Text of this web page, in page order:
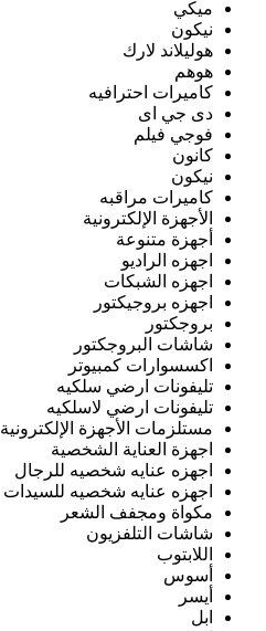
ميكي
نيكون
هوليلاند لارك
هوهم
كاميرات احترافيه
دى جي اى
فوجي فيلم
كانون
نيكون
كاميرات مراقبه
الأجهزة الإلكترونية
أجهزة متنوعة
اجهزه الراديو
اجهزه الشبكات
اجهزه بروجيكتور
بروجكتور
شاشات البروجكتور
اكسسوارات كمبيوتر
تليفونات ارضي سلكيه
تليفونات ارضي لاسلكيه
مستلزمات الأجهزة الإلكترونية
اجهزة العناية الشخصية
اجهزه عنايه شخصيه للرجال
اجهزه عنايه شخصيه للسيدات
مكواة ومجفف الشعر
شاشات التلفزيون
اللابتوب
أسوس
أيسر
ابل